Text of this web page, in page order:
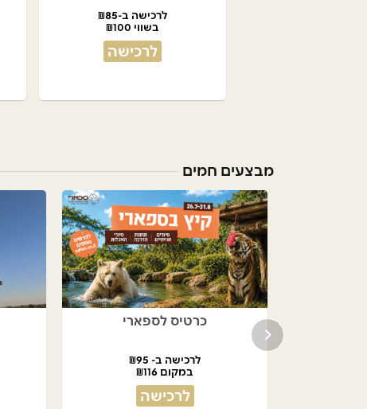
לרכישה ב-₪85
בשווי ₪100
לרכישה
מבצעים חמים
כרטיס לספארי
לרכישה ב- ₪95
במקום ₪116
לרכישה